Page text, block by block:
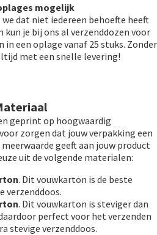
mogelijk
dat niet iedereen behoefte heeft
kun je bij ons al verzenddozen voor
een oplage vanaf 25 stuks. Zonder
met een snelle levering!
geprint op hoogwaardig
zorgen dat jouw verpakking een
geeft aan jouw product
uit de volgende materialen:
. Dit vouwkarton is de beste
verzenddoos.
. Dit vouwkarton is steviger dan
perfect voor het verzenden
stevige verzenddoos.